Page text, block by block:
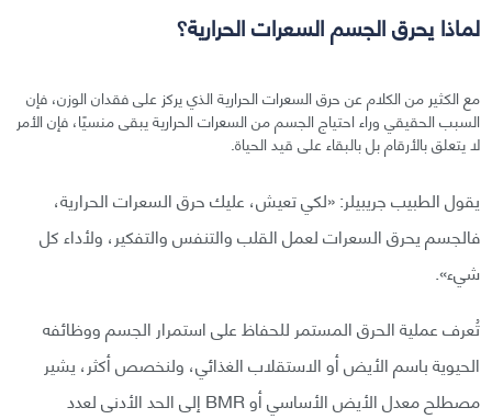
لماذا يحرق الجسم السعرات الحرارية؟
مع الكثير من الكلام عن حرق السعرات الحرارية الذي يركز على فقدان الوزن، فإن
السبب الحقيقي وراء احتياج الجسم من السعرات الحرارية يبقى منسيًا، فإن الأمر
لا يتعلق بالأرقام بل بالبقاء على قيد الحياة.
يقول الطبيب جريبيلر: «لكي تعيش، عليك حرق السعرات الحرارية،
فالجسم يحرق السعرات لعمل القلب والتنفس والتفكير، ولأداء كل
شيء».
تُعرف عملية الحرق المستمر للحفاظ على استمرار الجسم ووظائفه
الحيوية باسم الأيض أو الاستقلاب الغذائي، ولنخصص أكثر، يشير
مصطلح معدل الأيض الأساسي أو BMR إلى الحد الأدنى لعدد